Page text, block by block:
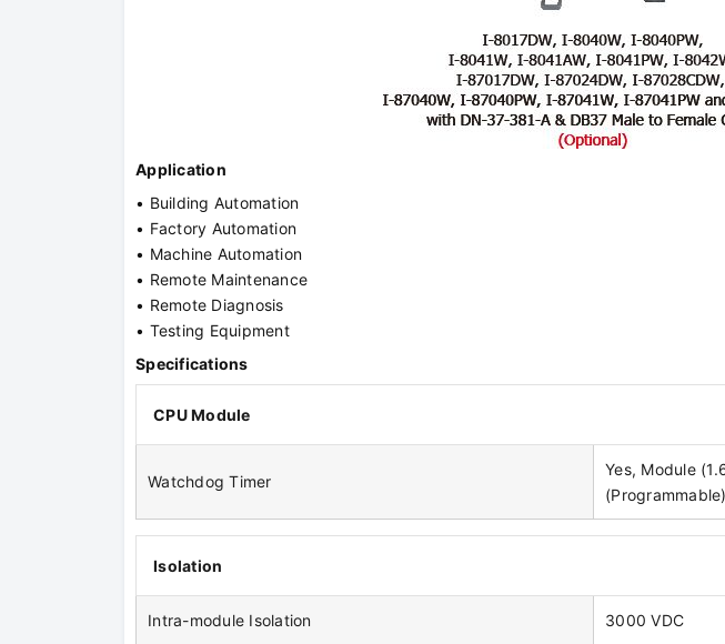
Application
• Building Automation
• Factory Automation
• Machine Automation
• Remote Maintenance
• Remote Diagnosis
• Testing Equipment
Specifications
CPU Module
Watchdog Timer
Yes, Module
(Programmable)
Isolation
Intra-module Isolation 3000 VDC